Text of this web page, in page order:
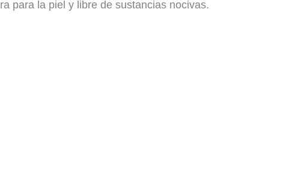
para la piel y libre de sustancias nocivas.